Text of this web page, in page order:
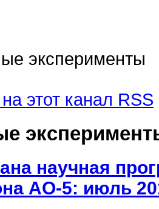
эксперименты
этот канал RSS
научная
AO-5: июль